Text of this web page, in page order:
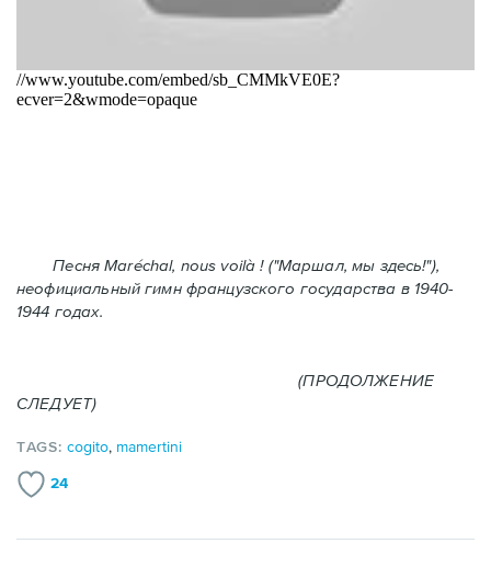
Песня Maréchal, nous voilà ! ("Маршал, мы здесь!"),
неофициальный гимн французского государства в 1940-
1944 годах.
(ПРОДОЛЖЕНИЕ
СЛЕДУЕТ)
TAGS:cogito, mamertini
24